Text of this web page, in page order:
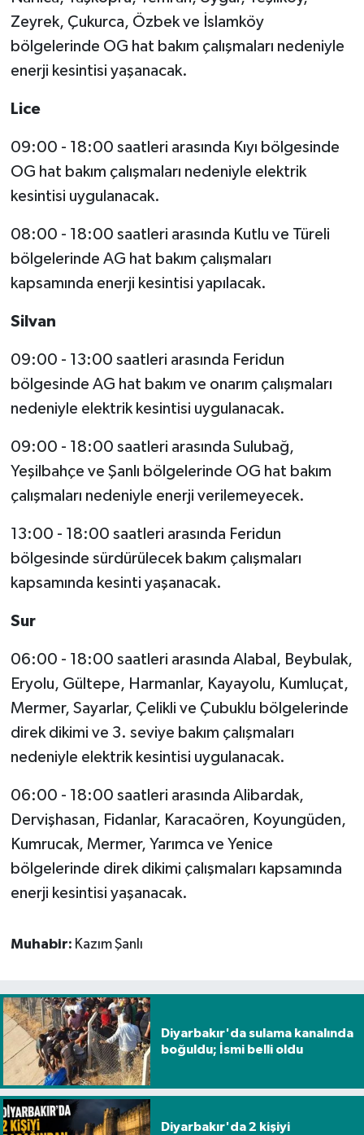
Zeyrek, Çukurca, Özbek ve İslamköy
bölgelerinde OG hat bakım çalışmaları nedeniyle
enerji kesintisi yaşanacak.
Lice
09:00 - 18:00 saatleri arasında Kıyı bölgesinde
OG hat bakım çalışmaları nedeniyle elektrik
kesintisi uygulanacak.
08:00 - 18:00 saatleri arasında Kutlu ve Türeli
bölgelerinde AG hat bakım çalışmaları
kapsamında enerji kesintisi yapılacak.
Silvan
09:00 - 13:00 saatleri arasında Feridun
bölgesinde AG hat bakım ve onarım çalışmaları
nedeniyle elektrik kesintisi uygulanacak.
09:00 - 18:00 saatleri arasında Sulubağ,
Yeşilbahçe ve Şanlı bölgelerinde OG hat bakım
çalışmaları nedeniyle enerji verilemeyecek.
13:00 - 18:00 saatleri arasında Feridun
bölgesinde sürdürülecek bakım çalışmaları
kapsamında kesinti yaşanacak.
Sur
06:00 - 18:00 saatleri arasında Alabal, Beybulak,
Eryolu, Gültepe, Harmanlar, Kayayolu, Kumluçat,
Mermer, Sayarlar, Çelikli ve Çubuklu bölgelerinde
direk dikimi ve 3. seviye bakım çalışmaları
nedeniyle elektrik kesintisi uygulanacak.
06:00 - 18:00 saatleri arasında Alibardak,
Dervişhasan, Fidanlar, Karacaören, Koyungüden,
Kumrucak, Mermer, Yarımca ve Yenice
bölgelerinde direk dikimi çalışmaları kapsamında
enerji kesintisi yaşanacak.
Muhabir: Kazım Şanlı
Diyarbakır'da sulama kanalında
boğuldu; İsmi belli oldu
Diyarbakır'da 2 kişiyi